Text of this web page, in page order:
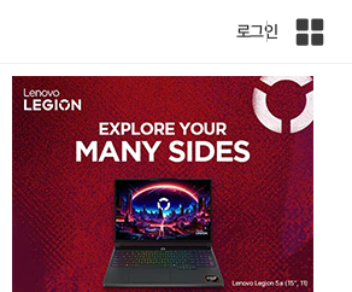
로그인
인
전
체
사
이
트
맵